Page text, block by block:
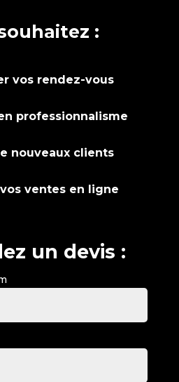
:
vos rendez-vous
professionnalisme
nouveaux clients
ventes en ligne
un devis :